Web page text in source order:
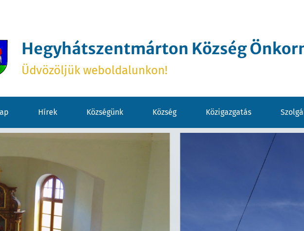
Hegyhátszentmárton Község
Üdvözöljük weboldalunkon!
Hírek Községünk Község Közigazgatás